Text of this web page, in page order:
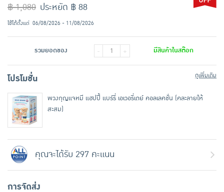
฿ 1,080 ประหยัด ฿ 88
ใช้ได้ตั้งแต่ 06/08/2026 - 11/08/2026
รวมยอดของ - + มีสินค้าในสต๊อก
โปรโมชั่น ดูเพิ่มเติม
พวงกุญแจหมี แฮปปี้ แบร์รี่ เอเวอรี่เดย์ คอลเลคชั่น (คละลายให้
สะสม)
คุณจะได้รับ 297 คะแนน
การจัดส่ง